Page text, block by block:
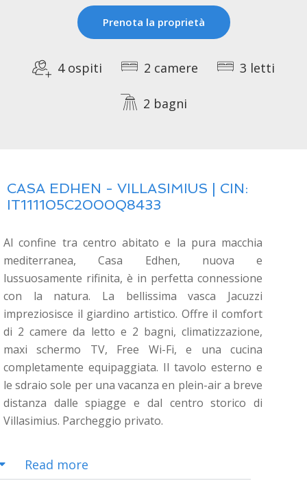
Prenota la proprietà
4 ospiti 2 camere 3 letti
2 bagni
CASA EDHEN - VILLASIMIUS | CIN:
IT111105C2000Q8433
Al confine tra centro abitato e la pura macchia
mediterranea, Casa Edhen, nuova e
lussuosamente rifinita, è in perfetta connessione
con la natura. La bellissima vasca Jacuzzi
impreziosisce il giardino artistico. Offre il comfort
di 2 camere da letto e 2 bagni, climatizzazione,
maxi schermo TV, Free Wi-Fi, e una cucina
completamente equipaggiata. Il tavolo esterno e
le sdraio sole per una vacanza en plein-air a breve
distanza dalle spiagge e dal centro storico di
Villasimius. Parcheggio privato.
Read more